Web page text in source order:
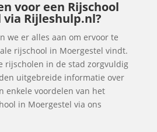
voor een Rijschool
Rijleshulp.nl?
we er alles aan om ervoor te
rijschool in Moergestel vindt.
rijscholen in de stad zorgvuldig
uitgebreide informatie over
enkele voordelen van het
in Moergestel via ons